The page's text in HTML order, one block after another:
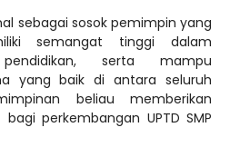
sebagai sosok pemimpin yang
semangat tinggi dalam
serta mampu
yang baik di antara seluruh
beliau memberikan
perkembangan UPTD SMP